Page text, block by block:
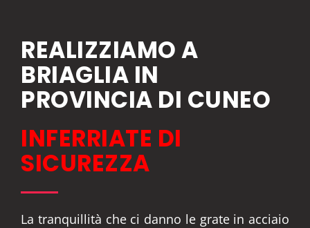
REALIZZIAMO A
BRIAGLIA IN
PROVINCIA DI CUNEO
INFERRIATE DI
SICUREZZA
La tranquillità che ci danno le grate in acciaio